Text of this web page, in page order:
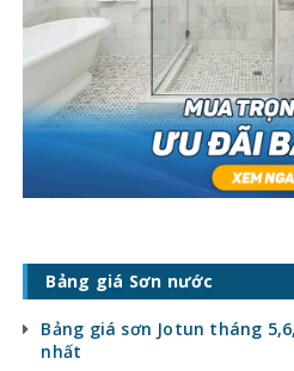
Bảng giá Sơn nước
Bảng giá sơn Jotun tháng
nhất